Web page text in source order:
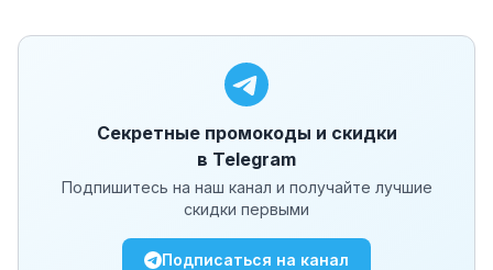
Секретные промокоды и скидки
в Telegram
Подпишитесь на наш канал и получайте лучшие
скидки первыми
Подписаться на канал